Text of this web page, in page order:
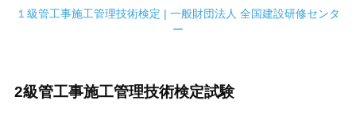
１級管工事施工管理技術検定 | 一般財団法人 全国建設研修センタ
ー
2級管工事施工管理技術検定試験